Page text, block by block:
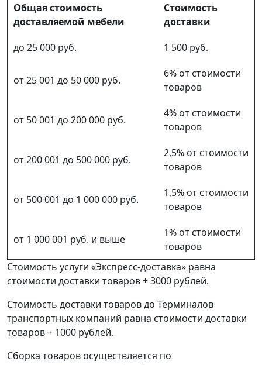
Общая стоимость
доставляемой мебели
Стоимость
доставки
до 25 000 руб.
1 500 руб.
от 25 001 до 50 000 руб.
6% от стоимости
товаров
от 50 001 до 200 000 руб.
4% от стоимости
товаров
от 200 001 до 500 000 руб.
2,5% от стоимости
товаров
от 500 001 до 1 000 000 руб.
1,5% от стоимости
товаров
от 1 000 001 руб. и выше
1% от стоимости
товаров
Стоимость услуги «Экспресс-доставка» равна
стоимости доставки товаров + 3000 рублей.
Стоимость доставки товаров до Терминалов
транспортных компаний равна стоимости доставки
товаров + 1000 рублей.
Сборка товаров осуществляется по